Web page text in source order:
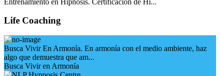
Life Coaching
Busca Vivir En Armonía. En armonía con el medio ambiente, haz
algo que demuestra que am...
Busca Vivir en Armonía